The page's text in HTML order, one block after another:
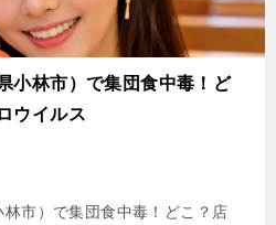
小林市）で集団食中毒！ど
ウイルス
市）で集団食中毒！どこ？店